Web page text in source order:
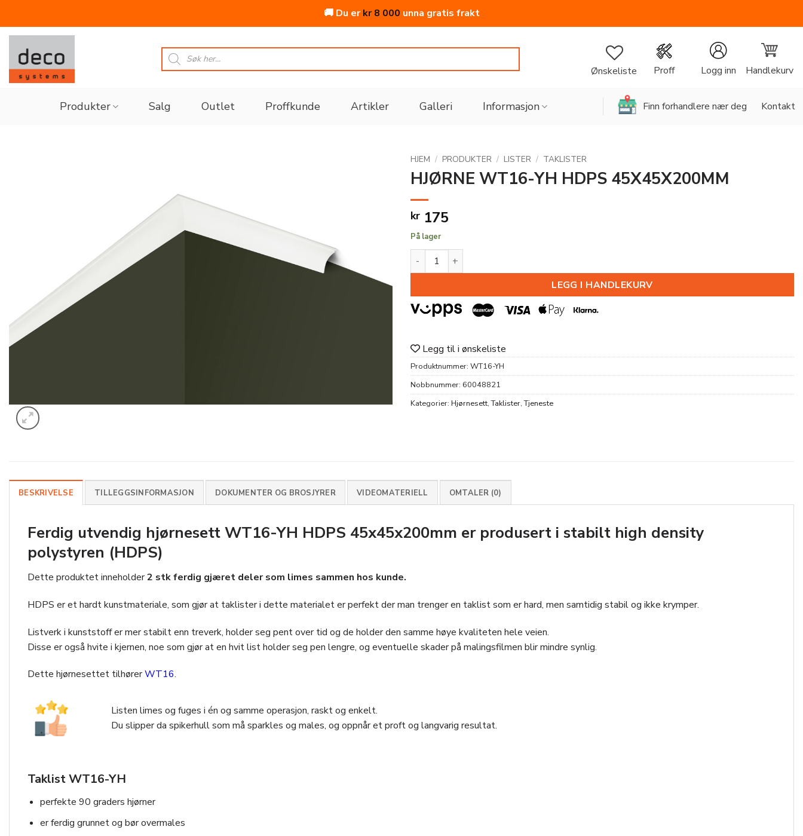
🚚 Du erkr8 000 unna gratis frakt
Skip
content
Products
search
Ønskeliste Proff Logg inn Handlekurv
Produkter Salg Outlet Proffkunde Artikler Galleri Informasjon Finn forhandlere nær deg Kontakt
HJEM / PRODUKTER / LISTER / TAKLISTER
HJØRNE WT16-YH HDPS 45X45X200MM
kr 175
På lager
HJØRNE WT16-YH HDPS 45X45X200MM antall
LEGG I HANDLEKURV
Legg til i ønskeliste
Produktnummer: WT16-YH
Nobbnummer: 60048821
Kategorier: Hjørnesett,Taklister,Tjeneste
BESKRIVELSE TILLEGGSINFORMASJON DOKUMENTER OG BROSJYRER VIDEOMATERIELL OMTALER (0)
Ferdig utvendig hjørnesett WT16-YH HDPS 45x45x200mm er produsert i stabilt high density
polystyren (HDPS)
Dette produktet inneholder2 stk ferdig gjæret deler som limes sammen hos kunde.
HDPS er et hardt kunstmateriale, som gjør at taklister i dette materialet er perfekt der man trenger en taklist som er hard, men samtidig stabil og ikke krymper.
Listverk i kunststoff er mer stabilt enn treverk, holder seg pent over tid og de holder den samme høye kvaliteten hele veien.
Disse er også hvite i kjernen, noe som gjør at en hvit list holder seg pen lengre, og eventuelle skader på malingsfilmen blir mindre synlig.
Dette hjørnesettet tilhørerWT16.
Listen limes og fuges i én og samme operasjon, raskt og enkelt.
Du slipper da spikerhull som må sparkles og males, og oppnår et proft og langvarig resultat.
Taklist WT16-YH
perfekte 90 graders hjørner
er ferdig grunnet og bør overmales